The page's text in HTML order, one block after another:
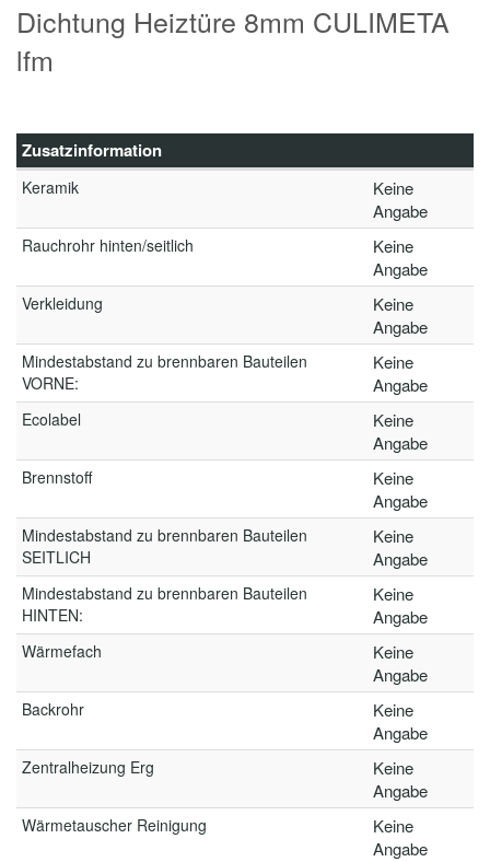
Dichtung Heiztüre 8mm CULIMETA
lfm
Zusatzinformation
Keramik
Keine
Angabe
Rauchrohr hinten/seitlich
Keine
Angabe
Verkleidung
Keine
Angabe
Mindestabstand zu brennbaren Bauteilen
VORNE:
Keine
Angabe
Ecolabel
Keine
Angabe
Brennstoff
Keine
Angabe
Mindestabstand zu brennbaren Bauteilen
SEITLICH
Keine
Angabe
Mindestabstand zu brennbaren Bauteilen
HINTEN:
Keine
Angabe
Wärmefach
Keine
Angabe
Backrohr
Keine
Angabe
Zentralheizung Erg
Keine
Angabe
Wärmetauscher Reinigung
Keine
Angabe